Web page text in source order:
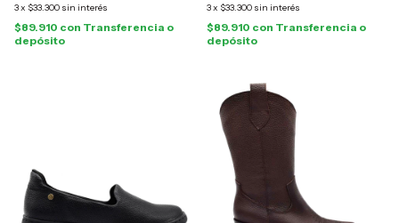
3x $33.300 sin interés
$89.910 con Transferencia o
depósito
3x $33.300 sin interés
$89.910 con Transferencia o
depósito